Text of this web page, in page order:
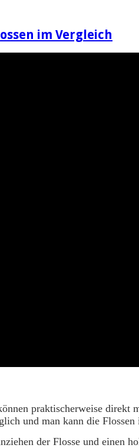
im Vergleich
praktischerweise direkt
und man kann die
der Flosse und einen